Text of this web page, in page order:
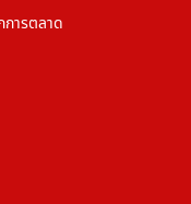
ารตลาด